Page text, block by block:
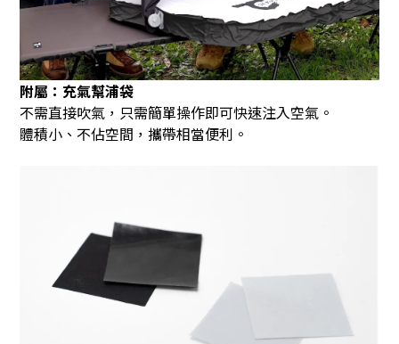
附屬：充氣幫浦袋
不需直接吹氣，只需簡單操作即可快速注入空氣。
體積小、不佔空間，攜帶相當便利。